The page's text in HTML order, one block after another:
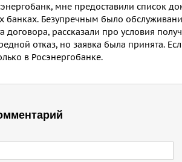
мне предоставили список
банках. Безупречным было
договора, рассказали про условия
отказ, но заявка была принята.
в Росэнергобанке.